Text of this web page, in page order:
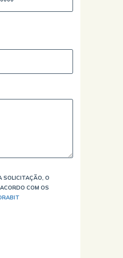
SOLICITAÇÃO, O
COM OS